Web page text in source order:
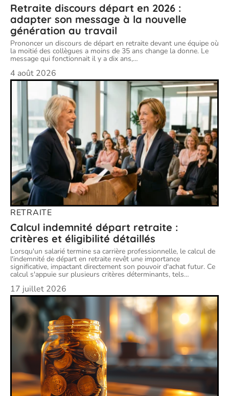
Retraite discours départ en 2026 :
adapter son message à la nouvelle
génération au travail
Prononcer un discours de départ en retraite devant une équipe où
la moitié des collègues a moins de 35 ans change la donne. Le
message qui fonctionnait il y a dix ans,…
4 août 2026
RETRAITE
Calcul indemnité départ retraite :
critères et éligibilité détaillés
Lorsqu'un salarié termine sa carrière professionnelle, le calcul de
l'indemnité de départ en retraite revêt une importance
significative, impactant directement son pouvoir d'achat futur. Ce
calcul s'appuie sur plusieurs critères déterminants, tels…
17 juillet 2026